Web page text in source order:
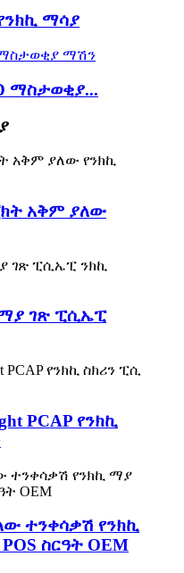
ማሳያ
ማስታወቂያ...
አቅም ያለው
ገጽ ፒሲኤፒ
PCAP የንክኪ
ተንቀሳቃሽ የንክኪ
ስርዓት OEM